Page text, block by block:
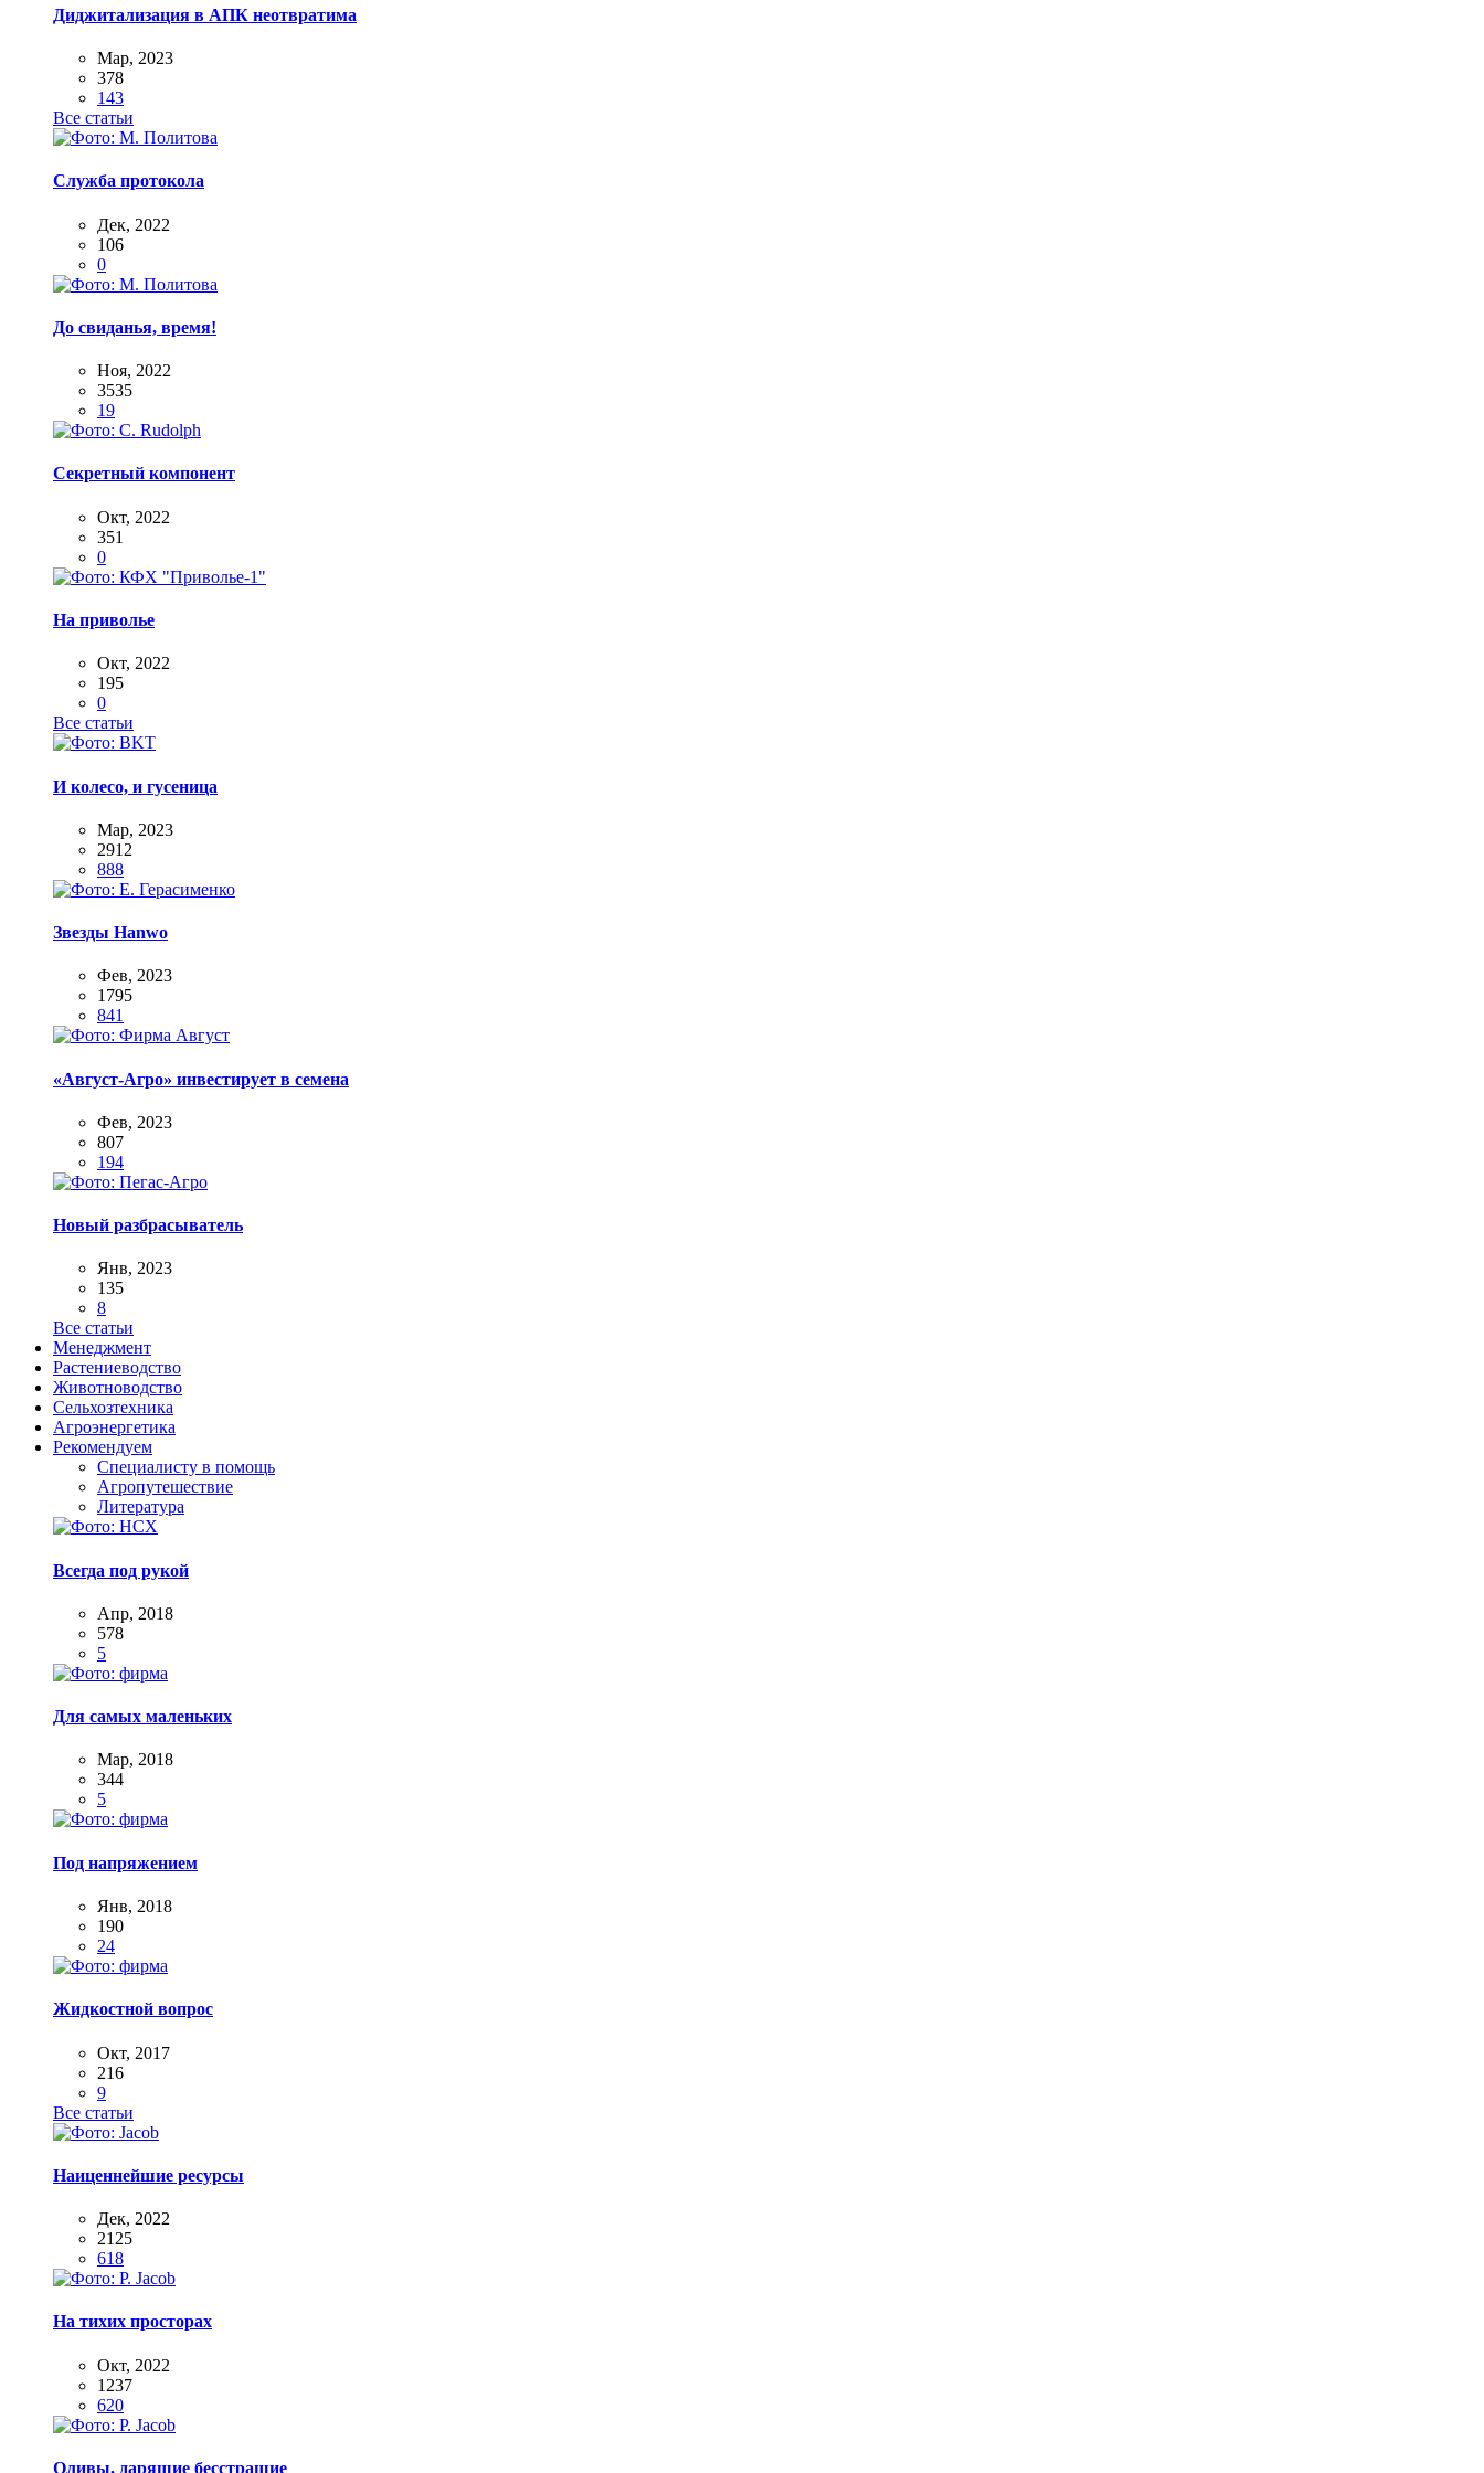
Диджитализация в АПК неотвратима
Мар, 2023
378
143
Все статьи
Служба протокола
Дек, 2022
106
0
До свиданья, время!
Ноя, 2022
3535
19
Секретный компонент
Окт, 2022
351
0
На приволье
Окт, 2022
195
0
Все статьи
И колесо, и гусеница
Мар, 2023
2912
888
Звезды Hanwo
Фев, 2023
1795
841
«Август-Агро» инвестирует в семена
Фев, 2023
807
194
Новый разбрасыватель
Янв, 2023
135
8
Все статьи
Менеджмент
Растениеводство
Животноводство
Сельхозтехника
Агроэнергетика
Рекомендуем
Специалисту в помощь
Агропутешествие
Литература
Всегда под рукой
Апр, 2018
578
5
Для самых маленьких
Мар, 2018
344
5
Под напряжением
Янв, 2018
190
24
Жидкостной вопрос
Окт, 2017
216
9
Все статьи
Наиценнейшие ресурсы
Дек, 2022
2125
618
На тихих просторах
Окт, 2022
1237
620
Оливы, дарящие бесстрашие